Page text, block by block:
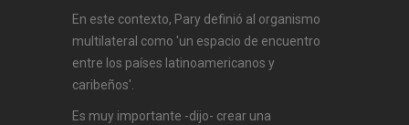
En este contexto, Pary definió al organismo
multilateral como 'un espacio de encuentro
entre los países latinoamericanos y
caribeños'.
Es muy importante -dijo- crear una